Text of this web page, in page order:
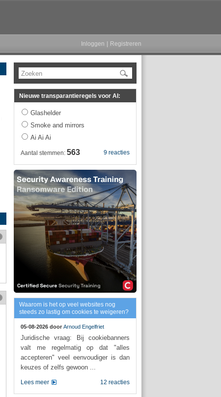
Inloggen Registreren
Zoeken
Nieuwe transparantieregels voor AI:
Glashelder
Smoke and mirrors
Ai Ai Ai
9 reacties
Aantal stemmen: 563
Waarom is het op veel websites nog
steeds zo lastig om cookies te weigeren?
05-08-2026 door Arnoud Engelfriet
Juridische vraag: Bij cookiebanners
valt me regelmatig op dat "alles
accepteren" veel eenvoudiger is dan
keuzes of zelfs gewoon ...
12 reacties
Lees meer